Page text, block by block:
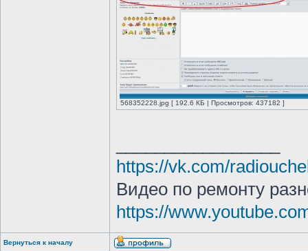
568352228.jpg [ 192.6 КБ | Просмотров: 437182 ]
https://vk.com/
Видео по ремонту
https://
Вернуться к началу